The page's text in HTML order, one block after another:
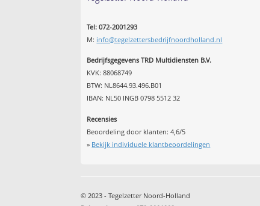
Tel: 072-2001293
M: info@tegelzettersbedrijfnoordholland.nl
Bedrijfsgegevens TRD Multidiensten B.V.
KVK: 88068749
BTW: NL8644.93.496.B01
IBAN: NL50 INGB 0798 5512 32
Recensies
Beoordeling door klanten:4,6/5
» Bekijk individuele klantbeoordelingen
© 2023 - Tegelzetter Noord-Holland